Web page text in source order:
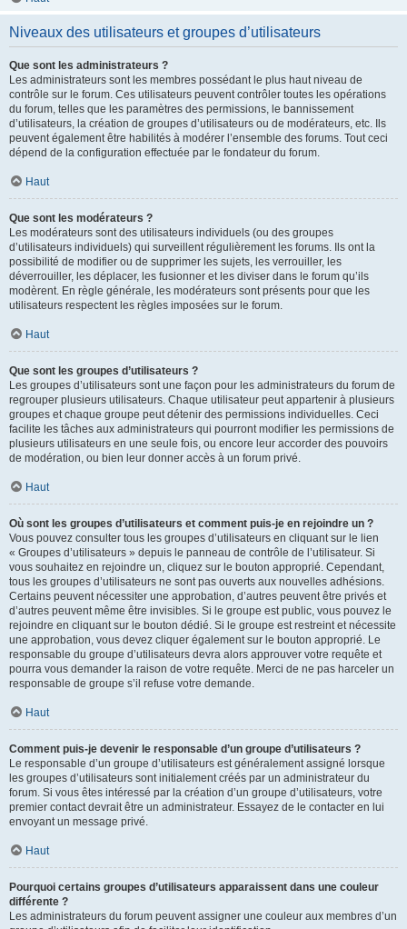
Niveaux des utilisateurs et groupes d’utilisateurs
Que sont les administrateurs ?
Les administrateurs sont les membres possédant le plus haut niveau de
contrôle sur le forum. Ces utilisateurs peuvent contrôler toutes les opérations
du forum, telles que les paramètres des permissions, le bannissement
d’utilisateurs, la création de groupes d’utilisateurs ou de modérateurs, etc. Ils
peuvent également être habilités à modérer l’ensemble des forums. Tout ceci
dépend de la configuration effectuée par le fondateur du forum.
Haut
Que sont les modérateurs ?
Les modérateurs sont des utilisateurs individuels (ou des groupes
d’utilisateurs individuels) qui surveillent régulièrement les forums. Ils ont la
possibilité de modifier ou de supprimer les sujets, les verrouiller, les
déverrouiller, les déplacer, les fusionner et les diviser dans le forum qu’ils
modèrent. En règle générale, les modérateurs sont présents pour que les
utilisateurs respectent les règles imposées sur le forum.
Haut
Que sont les groupes d’utilisateurs ?
Les groupes d’utilisateurs sont une façon pour les administrateurs du forum de
regrouper plusieurs utilisateurs. Chaque utilisateur peut appartenir à plusieurs
groupes et chaque groupe peut détenir des permissions individuelles. Ceci
facilite les tâches aux administrateurs qui pourront modifier les permissions de
plusieurs utilisateurs en une seule fois, ou encore leur accorder des pouvoirs
de modération, ou bien leur donner accès à un forum privé.
Haut
Où sont les groupes d’utilisateurs et comment puis-je en rejoindre un ?
Vous pouvez consulter tous les groupes d’utilisateurs en cliquant sur le lien
« Groupes d’utilisateurs » depuis le panneau de contrôle de l’utilisateur. Si
vous souhaitez en rejoindre un, cliquez sur le bouton approprié. Cependant,
tous les groupes d’utilisateurs ne sont pas ouverts aux nouvelles adhésions.
Certains peuvent nécessiter une approbation, d’autres peuvent être privés et
d’autres peuvent même être invisibles. Si le groupe est public, vous pouvez le
rejoindre en cliquant sur le bouton dédié. Si le groupe est restreint et nécessite
une approbation, vous devez cliquer également sur le bouton approprié. Le
responsable du groupe d’utilisateurs devra alors approuver votre requête et
pourra vous demander la raison de votre requête. Merci de ne pas harceler un
responsable de groupe s’il refuse votre demande.
Haut
Comment puis-je devenir le responsable d’un groupe d’utilisateurs ?
Le responsable d’un groupe d’utilisateurs est généralement assigné lorsque
les groupes d’utilisateurs sont initialement créés par un administrateur du
forum. Si vous êtes intéressé par la création d’un groupe d’utilisateurs, votre
premier contact devrait être un administrateur. Essayez de le contacter en lui
envoyant un message privé.
Haut
Pourquoi certains groupes d’utilisateurs apparaissent dans une couleur
différente ?
Les administrateurs du forum peuvent assigner une couleur aux membres d’un